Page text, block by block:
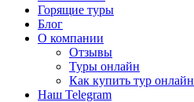
Горящие туры
Блог
О компании
Отзывы
Туры онлайн
Как купить тур онлайн
Наш Telegram